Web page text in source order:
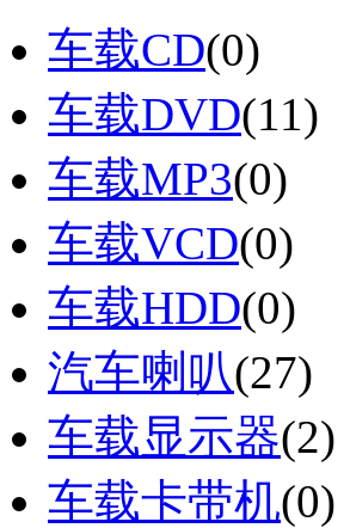
车载CD(0)
车载DVD(11)
车载MP3(0)
车载VCD(0)
车载HDD(0)
汽车喇叭(27)
车载显示器(2)
车载卡带机(0)